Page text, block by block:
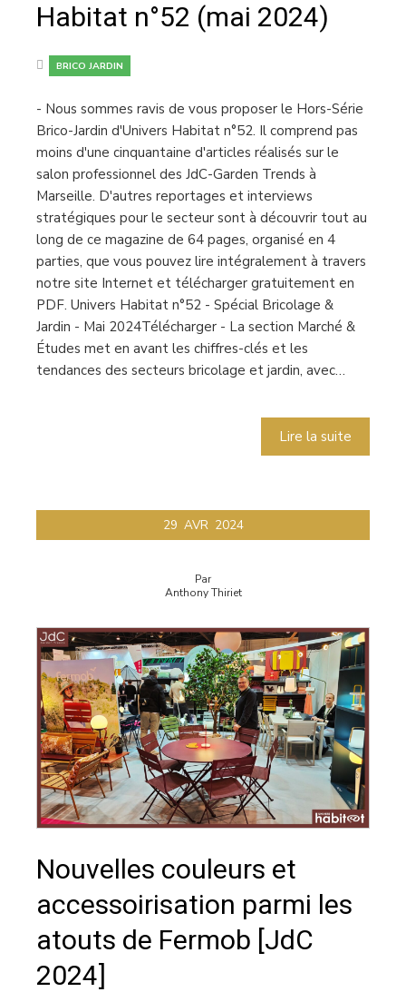
Habitat n°52 (mai 2024)
BRICO JARDIN
- Nous sommes ravis de vous proposer le Hors-Série
Brico-Jardin d'Univers Habitat n°52. Il comprend pas
moins d'une cinquantaine d'articles réalisés sur le
salon professionnel des JdC-Garden Trends à
Marseille. D'autres reportages et interviews
stratégiques pour le secteur sont à découvrir tout au
long de ce magazine de 64 pages, organisé en 4
parties, que vous pouvez lire intégralement à travers
notre site Internet et télécharger gratuitement en
PDF. Univers Habitat n°52 - Spécial Bricolage &
Jardin - Mai 2024Télécharger - La section Marché &
Études met en avant les chiffres-clés et les
tendances des secteurs bricolage et jardin, avec…
Lire la suite
29 AVR 2024
Par
Anthony Thiriet
Nouvelles couleurs et
accessoirisation parmi les
atouts de Fermob [JdC
2024]